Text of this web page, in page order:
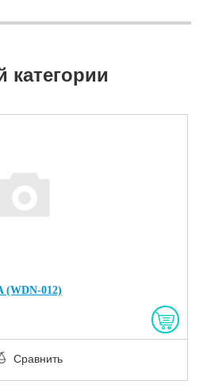
(WDN-012)
Сравнить